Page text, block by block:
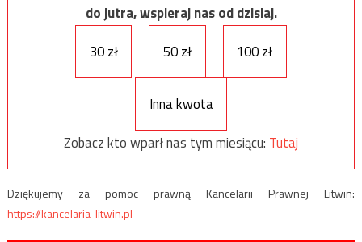
do jutra, wspieraj nas od dzisiaj.
30 zł
50 zł 100 zł
Inna kwota
Zobacz kto wparł nas tym miesiącu: Tutaj
Dziękujemy za pomoc prawną Kancelarii Prawnej Litwin:
https://kancelaria-litwin.pl